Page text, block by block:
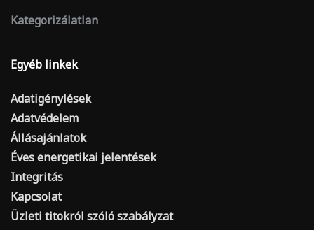
Kategorizálatlan
Egyéb linkek
Adatigénylések
Adatvédelem
Állásajánlatok
Éves energetikai jelentések
Integritás
Kapcsolat
Üzleti titokról szóló szabályzat